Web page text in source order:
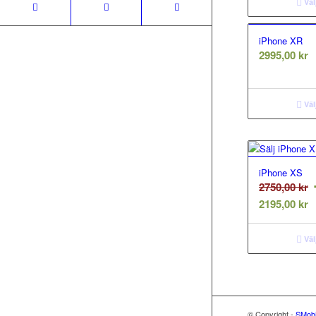
iPhone XR
2995,00 kr
iPhone XS
2750,00kr
2195,00 krDet